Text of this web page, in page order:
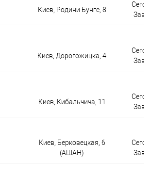
Киев, Родини Бунге, 8
Киев, Дорогожицка, 4
Киев, Кибальчича, 11
Киев, Берковецкая, 6
(АШАН)